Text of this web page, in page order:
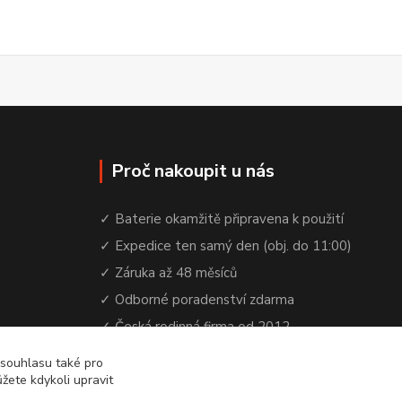
Proč nakoupit u nás
✓ Baterie okamžitě připravena k použití
✓ Expedice ten samý den (obj. do 11:00)
✓ Záruka až 48 měsíců
✓ Odborné poradenství zdarma
✓ Česká rodinná firma od 2012
také pro
kdykoli upravit